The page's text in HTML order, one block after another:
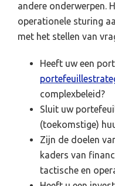
andere onderwerpen.
operationele sturing
met het stellen van
Heeft uw een
complexbeleid?
Sluit uw
(toekomstige)
Zijn de doelen
kaders van
tactische en